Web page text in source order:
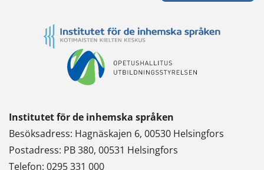
Institutet för de inhemska språken
Besöksadress: Hagnäskajen 6, 00530 Helsingfors
Postadress: PB 380, 00531 Helsingfors
Telefon: 0295 331 000